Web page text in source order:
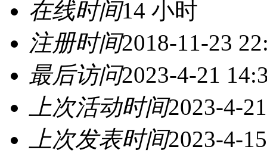
在线时间14 小时
注册时间2018-11-23
最后访问2023-4-21
上次活动时间2023-4-
上次发表时间2023-4-